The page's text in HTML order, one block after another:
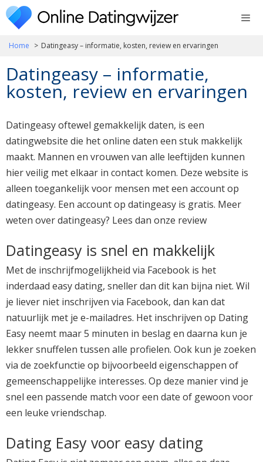
Ga
naar
Home Datingeasy – informatie, kosten, review en ervaringen
Datingeasy – informatie,
kosten, review en ervaringen
Datingeasy oftewel gemakkelijk daten, is een
datingwebsite die het online daten een stuk makkelijk
maakt. Mannen en vrouwen van alle leeftijden kunnen
hier veilig met elkaar in contact komen. Deze website is
alleen toegankelijk voor mensen met een account op
datingeasy. Een account op datingeasy is gratis. Meer
weten over datingeasy? Lees dan onze review
Datingeasy is snel en makkelijk
Met de inschrijfmogelijkheid via Facebook is het
inderdaad easy dating, sneller dan dit kan bijna niet. Wil
je liever niet inschrijven via Facebook, dan kan dat
natuurlijk met je e-mailadres. Het inschrijven op Dating
Easy neemt maar 5 minuten in beslag en daarna kun je
lekker snuffelen tussen alle profielen. Ook kun je zoeken
via de zoekfunctie op bijvoorbeeld eigenschappen of
gemeenschappelijke interesses. Op deze manier vind je
snel een passende match voor een date of gewoon voor
een leuke vriendschap.
Dating Easy voor easy dating